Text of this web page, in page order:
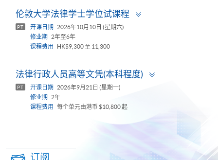
伦敦大学法律学士学位试课程
PT 开课日期
2026年10月10日 (星期六)
修业期
2年至6年
课程费用
HK$9,300 至 11,300
法律行政人员高等文凭(本科程度)
PT 开课日期
2026年9月21日 (星期一)
修业期
2年
课程费用
每个单元由港币 $10,800 起
订阅